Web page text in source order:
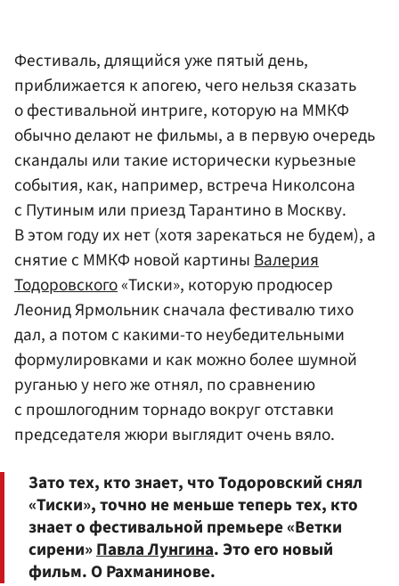
Фестиваль, длящийся уже пятый день,
приближается к апогею, чего нельзя сказать
о фестивальной интриге, которую на ММКФ
обычно делают не фильмы, а в первую очередь
скандалы или такие исторически курьезные
события, как, например, встреча Николсона
с Путиным или приезд Тарантино в Москву.
В этом году их нет (хотя зарекаться не будем), а
снятие с ММКФ новой картиныВалерия
Тодоровского«Тиски», которую продюсер
Леонид Ярмольник сначала фестивалю тихо
дал, а потом с какими-то неубедительными
формулировками и как можно более шумной
руганью у него же отнял, по сравнению
с прошлогодним торнадо вокруг отставки
председателя жюри выглядит очень вяло.
Зато тех, кто знает, что Тодоровский снял
«Тиски», точно не меньше теперь тех, кто
знает о фестивальной премьере «Ветки
сирени»Павла Лунгина. Это его новый
фильм. О Рахманинове.